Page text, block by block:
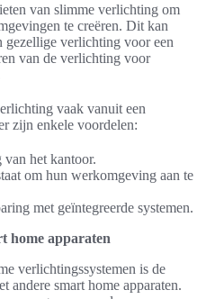
van slimme verlichting om
te creëren. Dit kan
gezellige verlichting voor een
van de verlichting voor
vaak vanuit een
zijn enkele voordelen:
het kantoor.
om hun werkomgeving aan te
met geïntegreerde systemen.
home apparaten
verlichtingssystemen is de
andere smart home apparaten.